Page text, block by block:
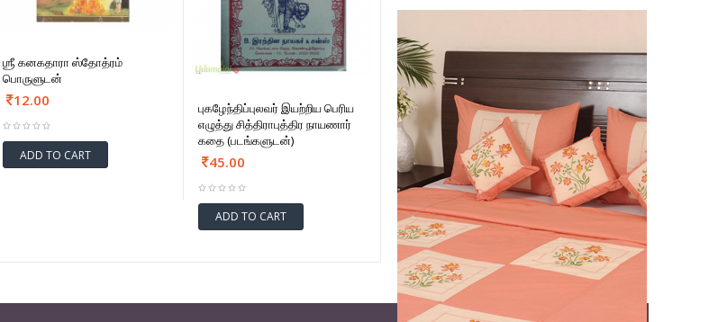
ஶ்ரீ கனகதாரா ஸ்தோத்ரம்
பொருளுடன்
12.00
ADD TO CART
புகழேந்திப்புலவர் இயற்றிய பெரிய
எழுத்து சித்திராபுத்திர நாயணார்
கதை (படங்களுடன்)
45.00
ADD TO CART